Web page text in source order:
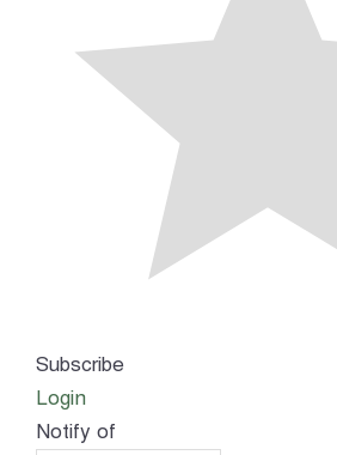
Subscribe
Login
Notify of